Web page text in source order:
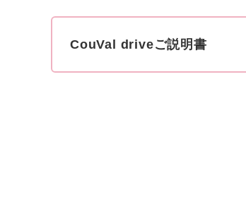
CouVal driveご説明書